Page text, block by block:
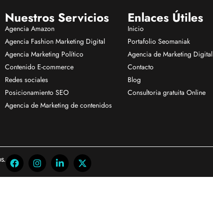
Nuestros Servicios
Agencia Amazon
Agencia Fashion Marketing Digital
Agencia Marketing Político
Contenido E-commerce
Redes sociales
Posicionamiento SEO
Agencia de Marketing de contenidos
Enlaces Útiles
Inicio
Portafolio Seomaniak
Agencia de Marketing Digital
Contacto
Blog
Consultoria gratuita Online